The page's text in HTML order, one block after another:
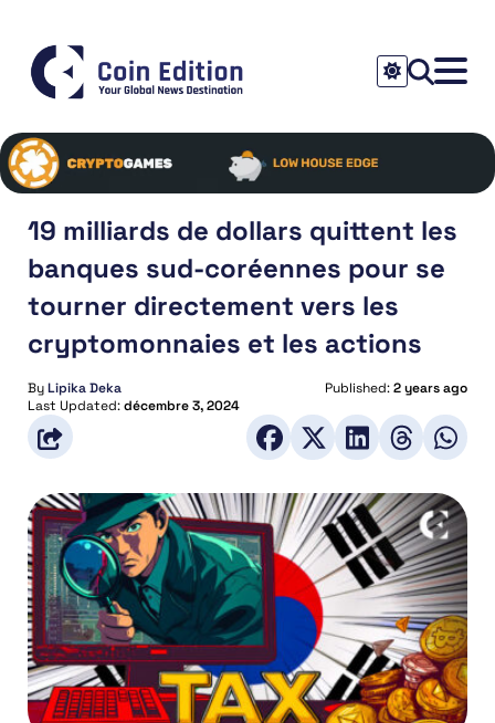
19 milliards de dollars quittent les
banques sud-coréennes pour se
tourner directement vers les
cryptomonnaies et les actions
ByLipika Deka Published:2 years ago
Last Updated:décembre 3, 2024